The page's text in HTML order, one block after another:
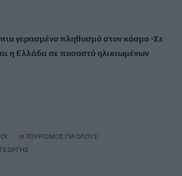
γερασμένο πληθυσμό στον κόσμο -Σε
η Ελλάδα σε ποσοστό ηλικιωμένων
# ΤΟΥΡΙΣΜΟΣ ΓΙΑ ΟΛΟΥΣ